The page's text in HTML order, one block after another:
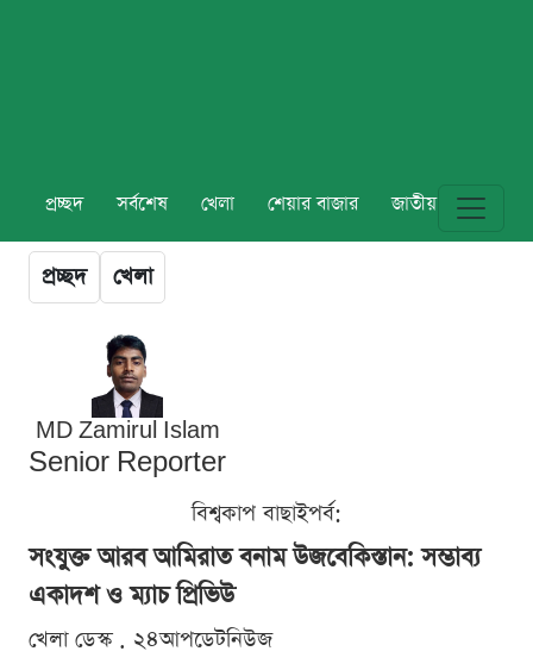
প্রচ্ছদ সর্বশেষ খেলা শেয়ার বাজার জাতীয় বিশ্ব
প্রচ্ছদ খেলা
MD Zamirul Islam
Senior Reporter
বিশ্বকাপ বাছাইপর্ব:
সংযুক্ত আরব আমিরাত বনাম উজবেকিস্তান: সম্ভাব্য
একাদশ ও ম্যাচ প্রিভিউ
খেলা ডেস্ক . ২৪আপডেটনিউজ